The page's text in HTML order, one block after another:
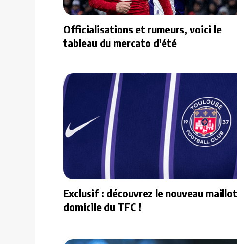
Officialisations et rumeurs, voici le
tableau du mercato d'été
Exclusif : découvrez le nouveau maillot
domicile du TFC !